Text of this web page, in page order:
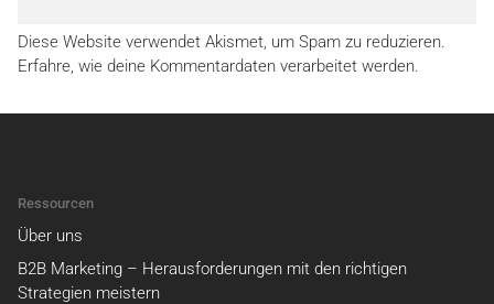
Diese Website verwendet Akismet, um Spam zu reduzieren.
Erfahre, wie deine Kommentardaten verarbeitet werden.
Ressourcen
Über uns
B2B Marketing – Herausforderungen mit den richtigen
Strategien meistern